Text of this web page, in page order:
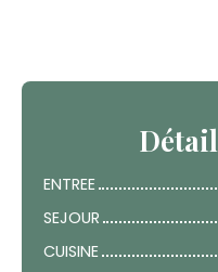
Détail
ENTREE
SEJOUR
CUISINE